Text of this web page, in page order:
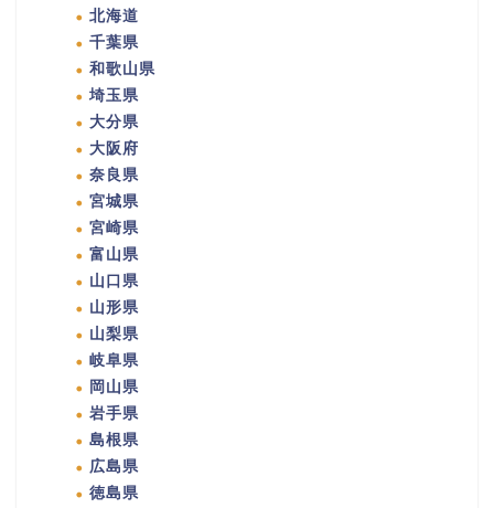
北海道
千葉県
和歌山県
埼玉県
大分県
大阪府
奈良県
宮城県
宮崎県
富山県
山口県
山形県
山梨県
岐阜県
岡山県
岩手県
島根県
広島県
徳島県